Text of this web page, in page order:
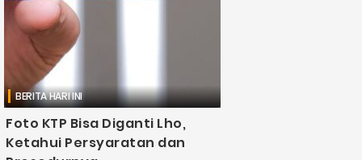
BERITA HARI INI
Foto KTP Bisa Diganti Lho,
Ketahui Persyaratan dan